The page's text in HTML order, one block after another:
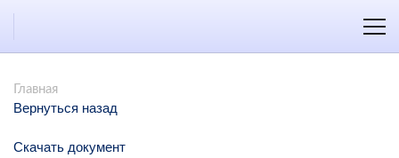
Главная
Вернуться назад
Скачать документ